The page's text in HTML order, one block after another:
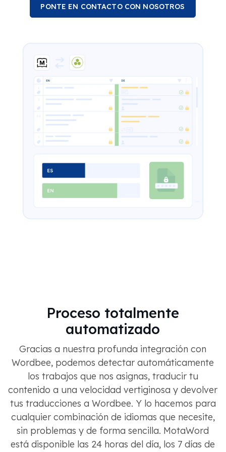
PONTE EN CONTACTO CON NOSOTROS
Proceso totalmente
automatizado
Gracias a nuestra profunda integración con
Wordbee, podemos detectar automáticamente
los trabajos que nos asignas, traducir tu
contenido a una velocidad vertiginosa y devolver
tus traducciones a Wordbee. Y lo hacemos para
cualquier combinación de idiomas que necesite,
sin problemas y de forma sencilla. MotaWord
está disponible las 24 horas del día, los 7 días de